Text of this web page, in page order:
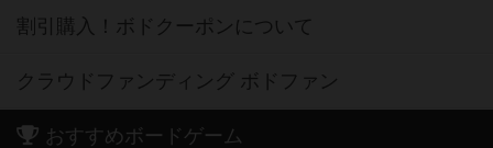
割引購入！ボドクーポンについて
クラウドファンディング ボドファン
おすすめボードゲーム